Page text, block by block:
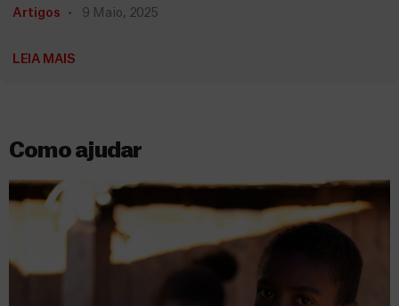
Artigos 9 Maio, 2025
LEIA MAIS
Como ajudar